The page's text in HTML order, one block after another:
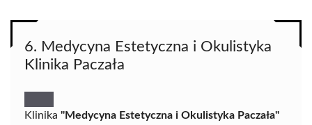
6. Medycyna Estetyczna i Okulistyka
Klinika Paczała
Klinika "Medycyna Estetyczna i Okulistyka Paczała"